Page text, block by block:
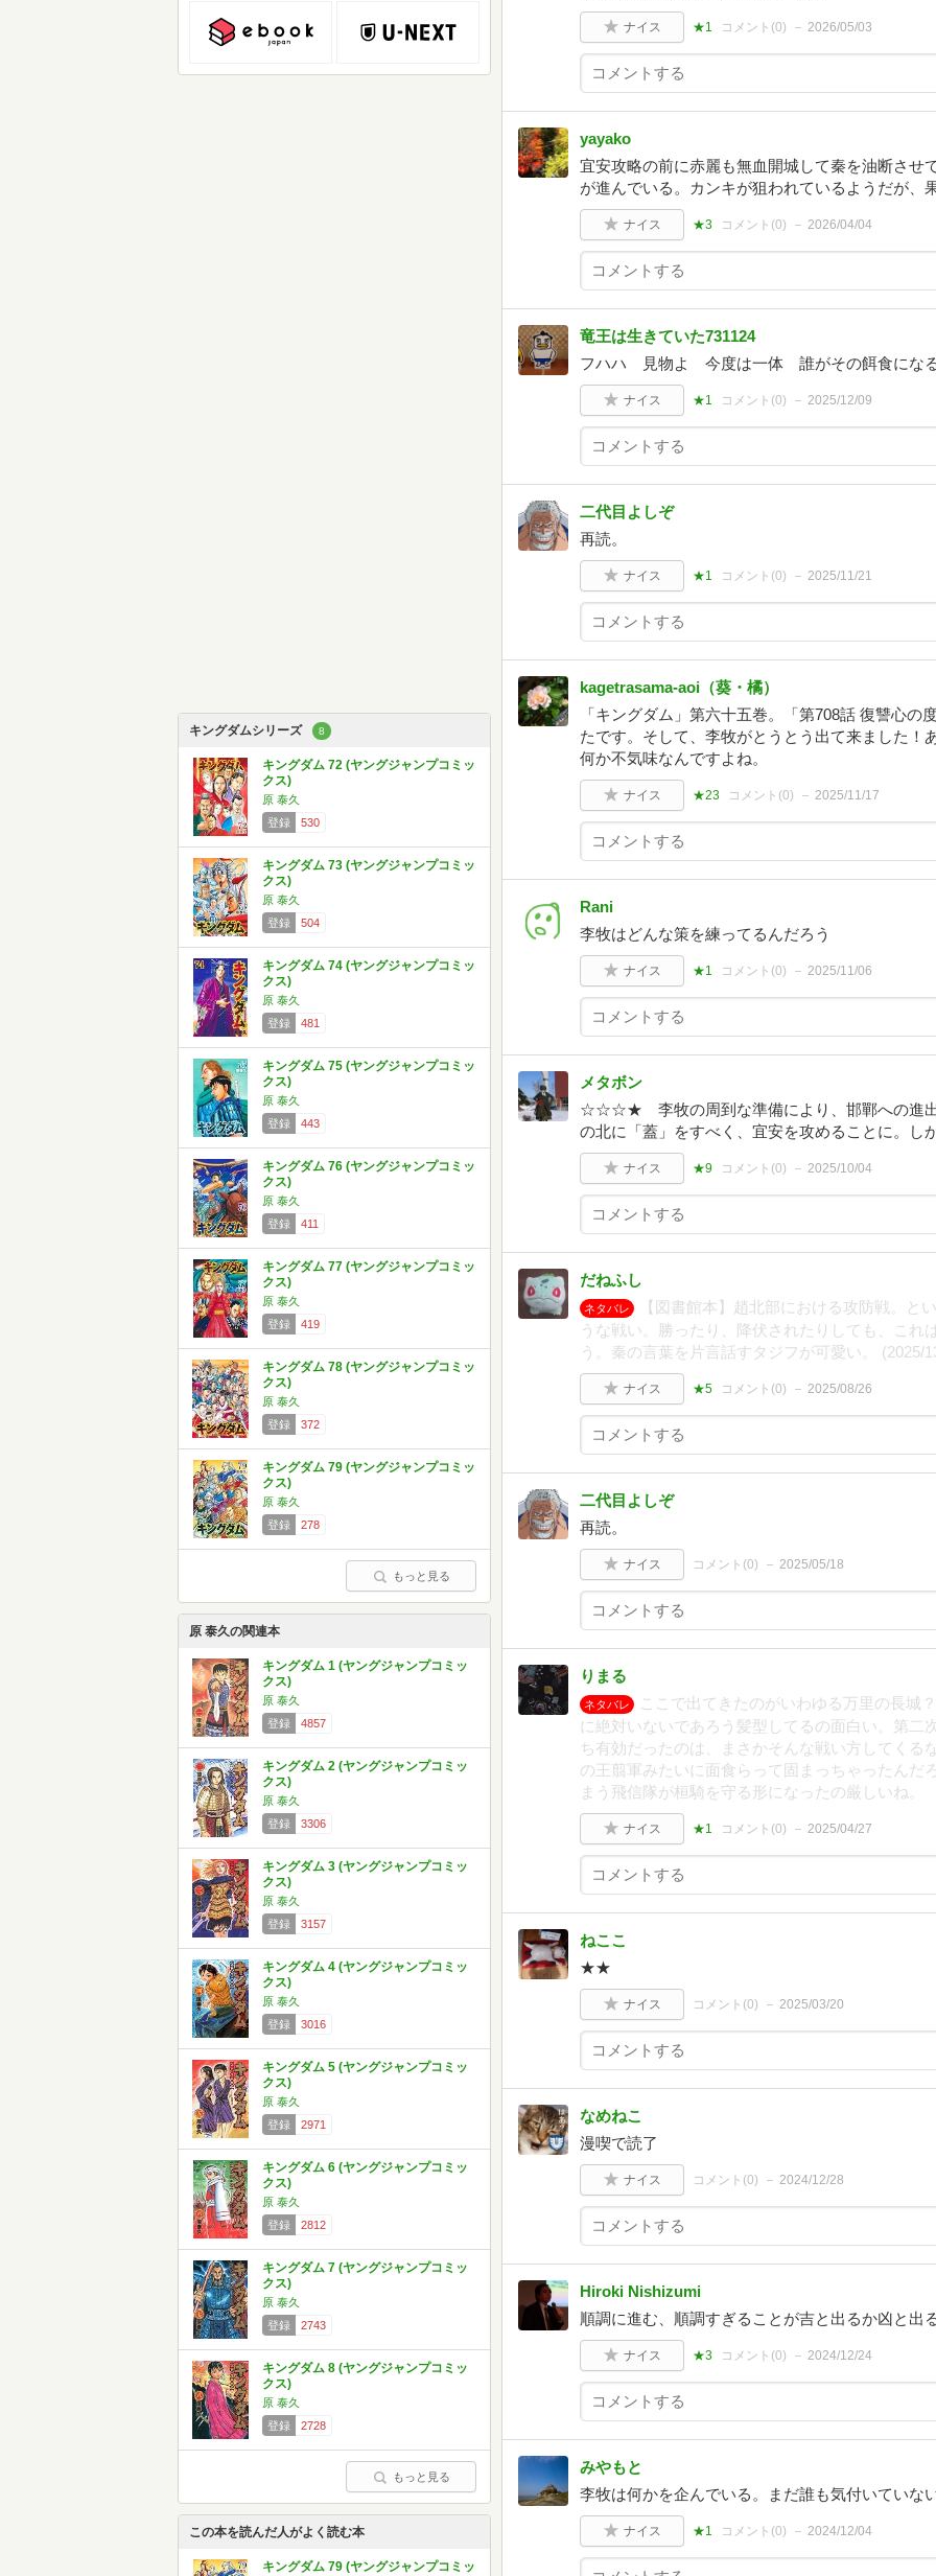
キングダムシリーズ 8
キングダム 72 (ヤングジャンプコミッ
クス)
原 泰久
登録
530
キングダム 73 (ヤングジャンプコミッ
クス)
原 泰久
登録
504
キングダム 74 (ヤングジャンプコミッ
クス)
原 泰久
登録
481
キングダム 75 (ヤングジャンプコミッ
クス)
原 泰久
登録
443
キングダム 76 (ヤングジャンプコミッ
クス)
原 泰久
登録
411
キングダム 77 (ヤングジャンプコミッ
クス)
原 泰久
登録
419
キングダム 78 (ヤングジャンプコミッ
クス)
原 泰久
登録
372
キングダム 79 (ヤングジャンプコミッ
クス)
原 泰久
登録
278
もっと見る
原 泰久の関連本
キングダム 1 (ヤングジャンプコミッ
クス)
原 泰久
登録
4857
キングダム 2 (ヤングジャンプコミッ
クス)
原 泰久
登録
3306
キングダム 3 (ヤングジャンプコミッ
クス)
原 泰久
登録
3157
キングダム 4 (ヤングジャンプコミッ
クス)
原 泰久
登録
3016
キングダム 5 (ヤングジャンプコミッ
クス)
原 泰久
登録
2971
キングダム 6 (ヤングジャンプコミッ
クス)
原 泰久
登録
2812
キングダム 7 (ヤングジャンプコミッ
クス)
原 泰久
登録
2743
キングダム 8 (ヤングジャンプコミッ
クス)
原 泰久
登録
2728
もっと見る
この本を読んだ人がよく読む本
キングダム 79 (ヤングジャンプコミッ
ナイス ★1 コメント(0) 2026/05/03
yayako
宜安攻略の前に赤麗も無血開城して秦を油断させ
が進んでいる。カンキが狙われているようだが、
ナイス ★3 コメント(0) 2026/04/04
竜王は生きていた731124
フハハ 見物よ 今度は一体 誰がその餌食にな
ナイス ★1 コメント(0) 2025/12/09
二代目よしぞ
再読。
ナイス ★1 コメント(0) 2025/11/21
kagetrasama-aoi（葵・橘）
「キングダム」第六十五巻。「第708話 復讐心の
たです。そして、李牧がとうとう出て来ました！
何か不気味なんですよね。
ナイス ★23 コメント(0) 2025/11/17
Rani
李牧はどんな策を練ってるんだろう
ナイス ★1 コメント(0) 2025/11/06
メタボン
☆☆☆★ 李牧の周到な準備により、邯鄲への進出
の北に「蓋」をすべく、宜安を攻めることに。し
ナイス ★9 コメント(0) 2025/10/04
だねふし
ネタバレ
【図書館本】趙北部における攻防戦。と
うな戦い。勝ったり、降伏されたりしても、これ
う。秦の言葉を片言話すタジフが可愛い。 (2025/
ナイス ★5 コメント(0) 2025/08/26
二代目よしぞ
再読。
ナイス コメント(0) 2025/05/18
りまる
ネタバレ
ここで出てきたのがいわゆる万里の長城
に絶対いないであろう髪型してるの面白い。第二
ち有効だったのは、まさかそんな戦い方してくる
の王翦軍みたいに面食らって固まっちゃったんだ
まう飛信隊が桓騎を守る形になったの厳しいね。
ナイス ★1 コメント(0) 2025/04/27
ねここ
★★
ナイス コメント(0) 2025/03/20
なめねこ
漫喫で読了
ナイス コメント(0) 2024/12/28
Hiroki Nishizumi
順調に進む、順調すぎることが吉と出るか凶と出
ナイス ★3 コメント(0) 2024/12/24
みやもと
李牧は何かを企んでいる。まだ誰も気付いていない
ナイス ★1 コメント(0) 2024/12/04